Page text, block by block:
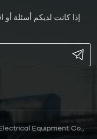
إذا كانت لديكم أسئلة